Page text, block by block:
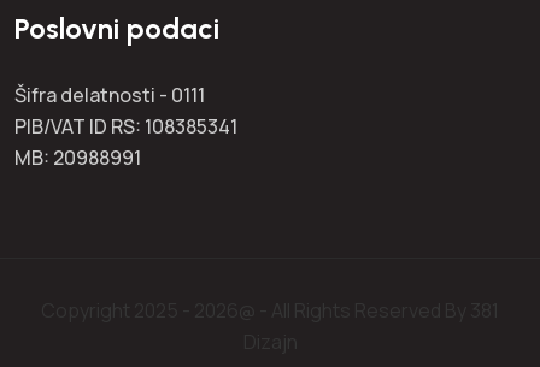
Poslovni podaci
Šifra delatnosti - 0111
PIB/VAT ID RS: 108385341
MB: 20988991